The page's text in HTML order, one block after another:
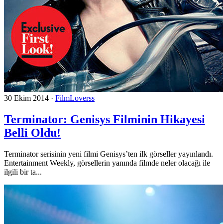
30 Ekim 2014 · FilmLoverss
Terminator: Genisys Filminin Hikayesi
Belli Oldu!
Terminator serisinin yeni filmi Genisys’ten ilk görseller yayınlandı.
Entertainment Weekly, görsellerin yanında filmde neler olacağı ile
ilgili bir ta...